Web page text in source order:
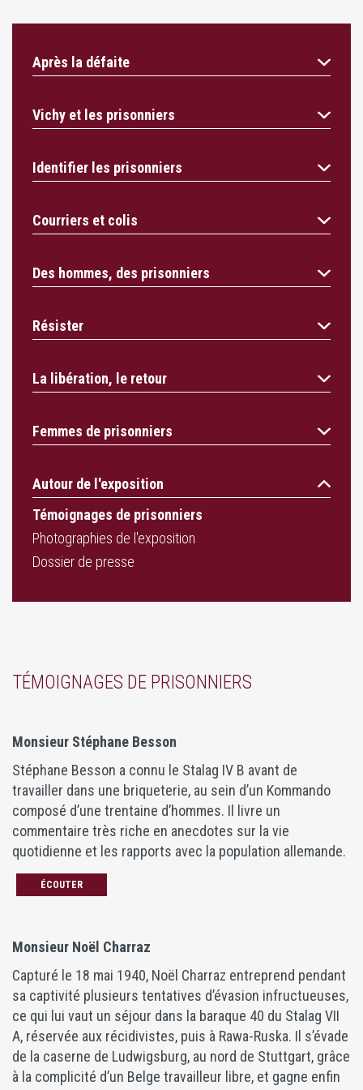
Après la défaite
Vichy et les prisonniers
Identifier les prisonniers
Courriers et colis
Des hommes, des prisonniers
Résister
La libération, le retour
Femmes de prisonniers
Autour de l'exposition
Témoignages de prisonniers
Photographies de l'exposition
Dossier de presse
TÉMOIGNAGES DE PRISONNIERS
Monsieur Stéphane Besson
Stéphane Besson a connu le Stalag IV B avant de
travailler dans une briqueterie, au sein d’un Kommando
composé d’une trentaine d’hommes. Il livre un
commentaire très riche en anecdotes sur la vie
quotidienne et les rapports avec la population allemande.
ÉCOUTER
Monsieur Noël Charraz
Capturé le 18 mai 1940, Noël Charraz entreprend pendant
sa captivité plusieurs tentatives d’évasion infructueuses,
ce qui lui vaut un séjour dans la baraque 40 du Stalag VII
A, réservée aux récidivistes, puis à Rawa-Ruska. Il s’évade
de la caserne de Ludwigsburg, au nord de Stuttgart, grâce
à la complicité d’un Belge travailleur libre, et gagne enfin